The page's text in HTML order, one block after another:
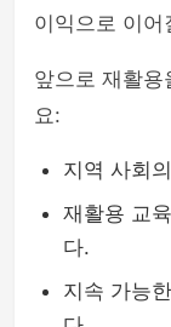
이익으로 이어
앞으로 재활용
요:
지역 사회
재활용 교
다.
지속 가능